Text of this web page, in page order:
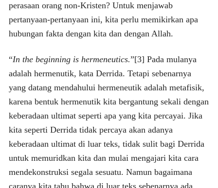
perasaan orang non-Kristen? Untuk menjawab
pertanyaan-pertanyaan ini, kita perlu memikirkan apa
hubungan fakta dengan kita dan dengan Allah.
“In the beginning is hermeneutics.”[3] Pada mulanya
adalah hermenutik, kata Derrida. Tetapi sebenarnya
yang datang mendahului hermeneutik adalah metafisik,
karena bentuk hermenutik kita bergantung sekali dengan
keberadaan ultimat seperti apa yang kita percayai. Jika
kita seperti Derrida tidak percaya akan adanya
keberadaan ultimat di luar teks, tidak sulit bagi Derrida
untuk memuridkan kita dan mulai mengajari kita cara
mendekonstruksi segala sesuatu. Namun bagaimana